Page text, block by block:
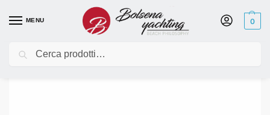
MENU 0
Home / Kayak / Galaxy Kayaks